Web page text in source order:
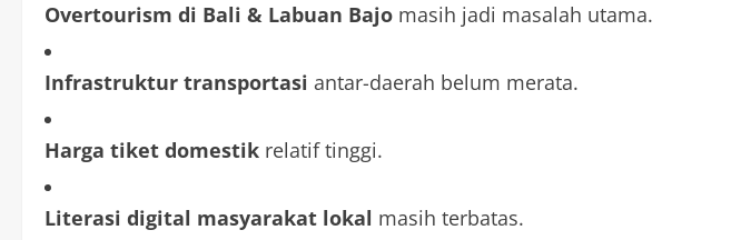
Overtourism di Bali & Labuan Bajo masih jadi masalah utama.
Infrastruktur transportasi antar-daerah belum merata.
Harga tiket domestik relatif tinggi.
Literasi digital masyarakat lokal masih terbatas.